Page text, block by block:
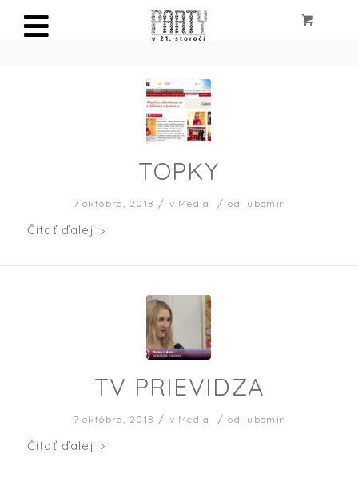
TOPKY
7 októbra, 2018 / v Media / od lubomir
Čítať ďalej
TV PRIEVIDZA
7 októbra, 2018 / v Media / od lubomir
Čítať ďalej